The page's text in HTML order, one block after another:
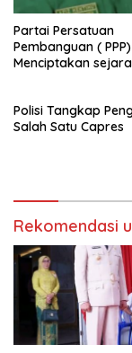
Partai Persatuan
Pembanguan ( PPP)
Menciptakan
Buru (Namlea).
Polisi Tangkap
Salah Satu Capres
Rekomendasi